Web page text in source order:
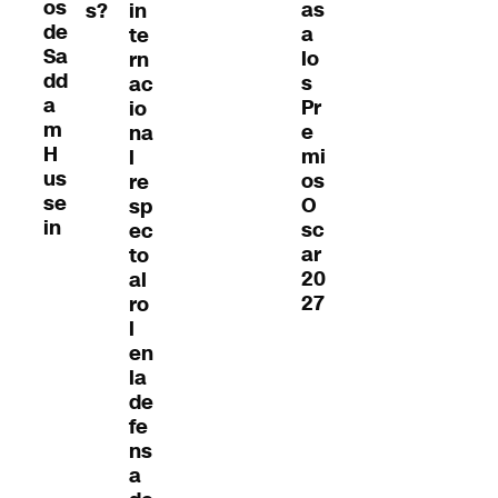
os
de
Sa
dd
a
m
H
us
se
in
s?
in
te
rn
ac
io
na
l
re
sp
ec
to
al
ro
l
en
la
de
fe
ns
a
as
a
lo
s
Pr
e
mi
os
O
sc
ar
20
27